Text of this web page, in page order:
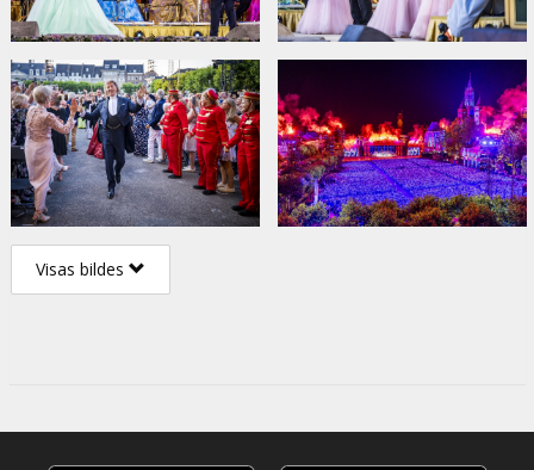
Visas bildes